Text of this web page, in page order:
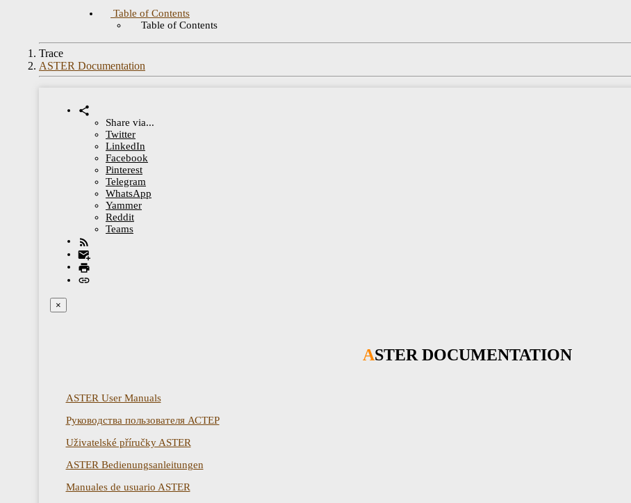
Table of Contents
Table of Contents
Trace
ASTER Documentation
Share via...
Twitter
LinkedIn
Facebook
Pinterest
Telegram
WhatsApp
Yammer
Reddit
Teams
×
ASTER DOCUMENTATION
ASTER User Manuals
Руководства пользователя АСТЕР
Uživatelské příručky ASTER
ASTER Bedienungsanleitungen
Manuales de usuario ASTER